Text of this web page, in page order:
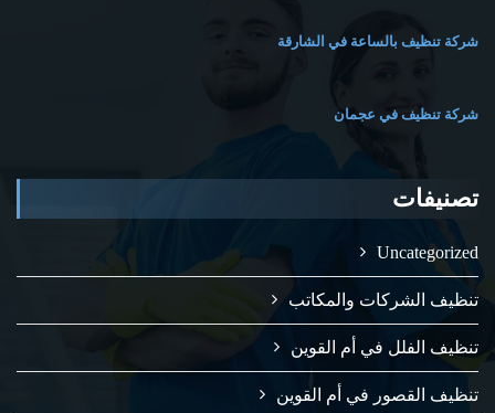
شركة تنظيف بالساعة في الشارقة
شركة تنظيف في عجمان
تصنيفات
Uncategorized
تنظيف الشركات والمكاتب
تنظيف الفلل في أم القوين
تنظيف القصور في أم القوين